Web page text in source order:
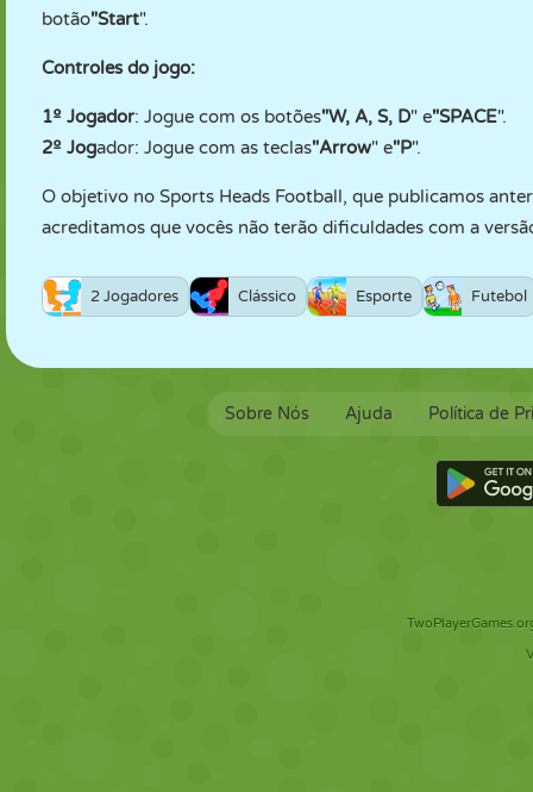
botão"Start".
Controles do jogo:
1º Jogador: Jogue com os botões"W, A, S, D" e"SPACE".
2º Jogador: Jogue com as teclas"Arrow" e"P".
O objetivo no Sports Heads Football, que publicamos
acreditamos que vocês não terão dificuldades com a
2 Jogadores Clássico Esporte Futebol
Sobre Nós Ajuda Política de